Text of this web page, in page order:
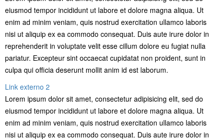
eiusmod tempor incididunt ut labore et dolore magna aliqua. Ut
enim ad minim veniam, quis nostrud exercitation ullamco laboris
nisi ut aliquip ex ea commodo consequat. Duis aute irure dolor in
reprehenderit in voluptate velit esse cillum dolore eu fugiat nulla
pariatur. Excepteur sint occaecat cupidatat non proident, sunt in
culpa qui officia deserunt mollit anim id est laborum.
Link externo 2
Lorem ipsum dolor sit amet, consectetur adipisicing elit, sed do
eiusmod tempor incididunt ut labore et dolore magna aliqua. Ut
enim ad minim veniam, quis nostrud exercitation ullamco laboris
nisi ut aliquip ex ea commodo consequat. Duis aute irure dolor in